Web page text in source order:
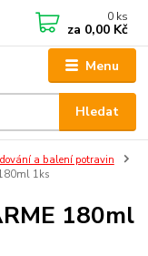
Menu
Hledat
0 ks
za 0,00 Kč
a balení potravin
1ks
180ml